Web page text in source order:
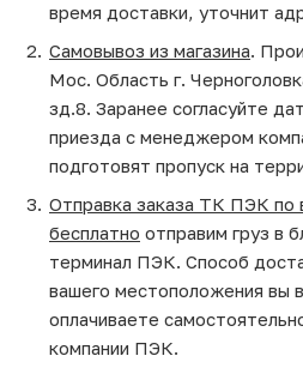
время доставки, уточнит
Самовывоз из магазина.
Мос. Область г.
зд.8. Заранее согласуйте
приезда с менеджером
подготовят пропуск на
Отправка заказа ТК ПЭК по
бесплатно отправим груз в
терминал ПЭК. Способ
вашего местоположения вы
оплачиваете
компании ПЭК.